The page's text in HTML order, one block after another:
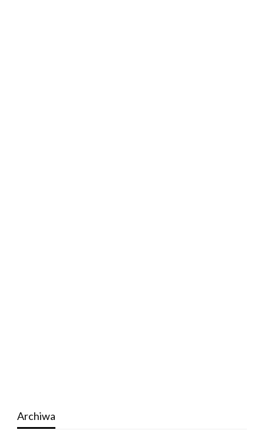
Archiwa